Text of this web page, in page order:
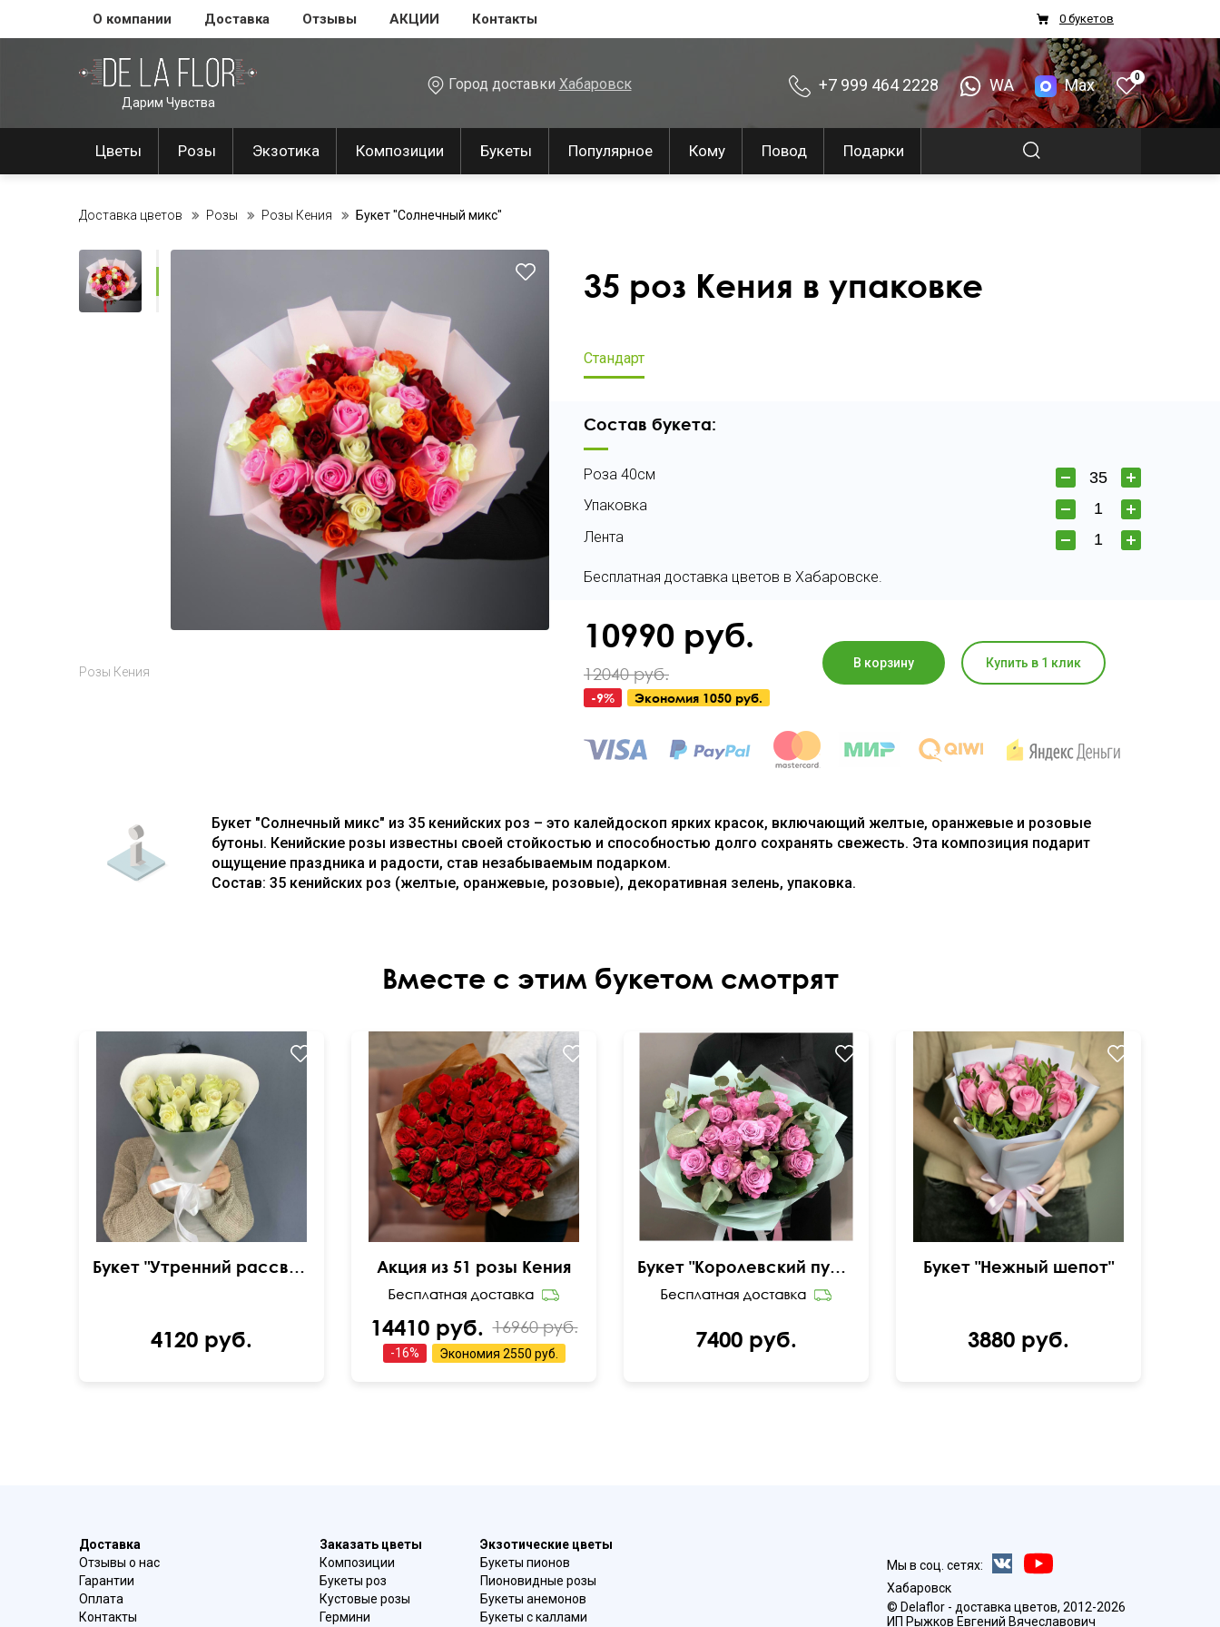
О компании Доставка Отзывы АКЦИИ Контакты 0 букетов
Дарим Чувства
Город доставки Хабаровск +7 999 464 2228 WA Max 0
Цветы Розы Экзотика Композиции Букеты Популярное Кому Повод Подарки
Доставка цветов Розы Розы Кения Букет "Солнечный микс"
Розы Кения
35 роз Кения в упаковке
Стандарт
Состав букета:
Роза 40см
Упаковка
Лента
Бесплатная доставка цветов в Хабаровске.
10990 руб.
12040 руб.
-9% Экономия 1050 руб.
В корзину Купить в 1 клик
Букет "Солнечный микс" из 35 кенийских роз – это калейдоскоп ярких красок, включающий желтые, оранжевые и розовые
бутоны. Кенийские розы известны своей стойкостью и способностью долго сохранять свежесть. Эта композиция подарит
ощущение праздника и радости, став незабываемым подарком.
Состав: 35 кенийских роз (желтые, оранжевые, розовые), декоративная зелень, упаковка.
Вместе с этим букетом смотрят
Букет "Утренний рассвет"
4120 руб.
Акция из 51 розы Кения
14410 руб. 16960 руб.
-16% Экономия 2550 руб.
Букет "Королевский пурпур"
7400 руб.
Букет "Нежный шепот"
3880 руб.
Доставка
Отзывы о нас
Гарантии
Оплата
Контакты
Заказать цветы
Композиции
Букеты роз
Кустовые розы
Гермини
Экзотические цветы
Букеты пионов
Пионовидные розы
Букеты анемонов
Букеты с каллами
Мы в соц. сетях:
Хабаровск
© Delaflor - доставка цветов, 2012-2026
ИП Рыжков Евгений Вячеславович